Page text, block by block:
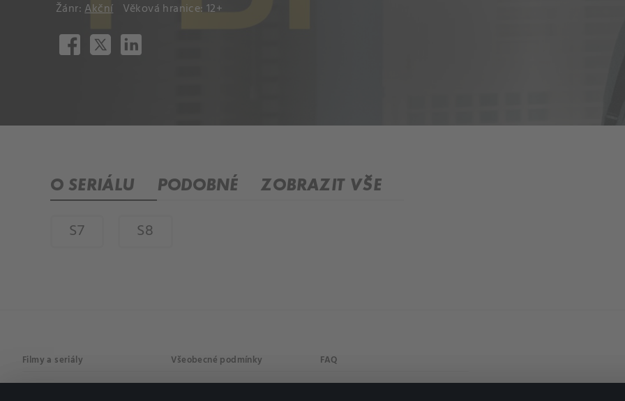
Žánr:Akční Věková hranice: 12+
O SERIÁLU PODOBNÉ ZOBRAZIT VŠE
S7 S8
Filmy a seriály Všeobecné podmínky FAQ